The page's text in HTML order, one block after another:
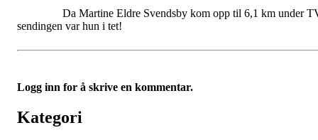
Da Martine Eldre Svendsby kom opp til 6,1 km under
sendingen var hun i tet!
Logg inn for å skrive en kommentar.
Kategori